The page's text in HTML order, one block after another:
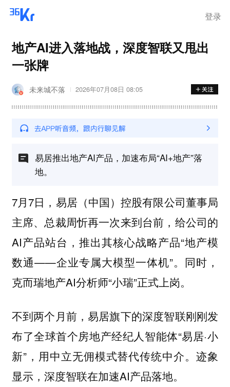
登录
地产AI进入落地战，深度智联又甩出
一张牌
未来城不落 2026年07月08日 08:05
易居推出地产AI产品，加速布局“AI+地产”落
地。
7月7日，易居（中国）控股有限公司董事局
主席、总裁周忻再一次来到台前，给公司的
AI产品站台，推出其核心战略产品“地产模
数通——企业专属大模型一体机”。同时，
克而瑞地产AI分析师“小瑞”正式上岗。
不到两个月前，易居旗下的深度智联刚刚发
布了全球首个房地产经纪人智能体“易居·小
新”，用中立无佣模式替代传统中介。迹象
显示，深度智联在加速AI产品落地。